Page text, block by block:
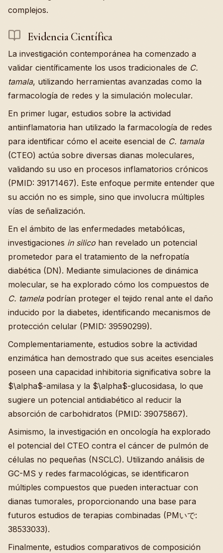
complejos.
Evidencia Científica
La investigación contemporánea ha comenzado a
validar científicamente los usos tradicionales de C.
tamala, utilizando herramientas avanzadas como la
farmacología de redes y la simulación molecular.
En primer lugar, estudios sobre la actividad
antiinflamatoria han utilizado la farmacología de redes
para identificar cómo el aceite esencial de C. tamala
(CTEO) actúa sobre diversas dianas moleculares,
validando su uso en procesos inflamatorios crónicos
(PMID: 39171467). Este enfoque permite entender que
su acción no es simple, sino que involucra múltiples
vías de señalización.
En el ámbito de las enfermedades metabólicas,
investigaciones in silico han revelado un potencial
prometedor para el tratamiento de la nefropatía
diabética (DN). Mediante simulaciones de dinámica
molecular, se ha explorado cómo los compuestos de
C. tamelapodrían proteger el tejido renal ante el daño
inducido por la diabetes, identificando mecanismos de
protección celular (PMID: 39590299).
Complementariamente, estudios sobre la actividad
enzimática han demostrado que sus aceites esenciales
poseen una capacidad inhibitoria significativa sobre la
$\alpha$-amilasa y la $\alpha$-glucosidasa, lo que
sugiere un potencial antidiabético al reducir la
absorción de carbohidratos (PMID: 39075867).
Asimismo, la investigación en oncología ha explorado
el potencial del CTEO contra el cáncer de pulmón de
células no pequeñas (NSCLC). Utilizando análisis de
GC-MS y redes farmacológicas, se identificaron
múltiples compuestos que pueden interactuar con
dianas tumorales, proporcionando una base para
futuros estudios de terapias combinadas (PMいで:
38533033).
Finalmente, estudios comparativos de composición